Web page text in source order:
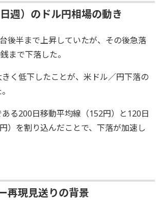
週）のドル円相場の動き
後半まで上昇していたが、その後急落
まで下落した。
きく低下したことが、米ドル／円下落の
ある200日移動平均線（152円）と120日
）を割り込んだことで、下落が加速し
再現見送りの背景